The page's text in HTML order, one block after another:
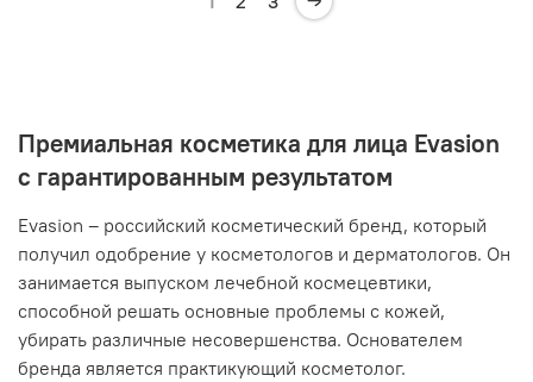
Премиальная косметика для лица Evasion
с гарантированным результатом
Evasion – российский косметический бренд, который
получил одобрение у косметологов и дерматологов. Он
занимается выпуском лечебной космецевтики,
способной решать основные проблемы с кожей,
убирать различные несовершенства. Основателем
бренда является практикующий косметолог.